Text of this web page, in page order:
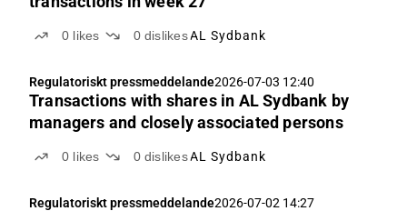
0 likes 0 dislikesAL Sydbank
Regulatoriskt pressmeddelande2026-07-03 12:40
Transactions with shares in AL Sydbank by
managers and closely associated persons
0 likes 0 dislikesAL Sydbank
Regulatoriskt pressmeddelande2026-07-02 14:27